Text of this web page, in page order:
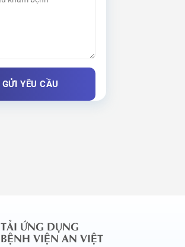
TẢI ỨNG DỤNG
BỆNH VIỆN AN VIỆT